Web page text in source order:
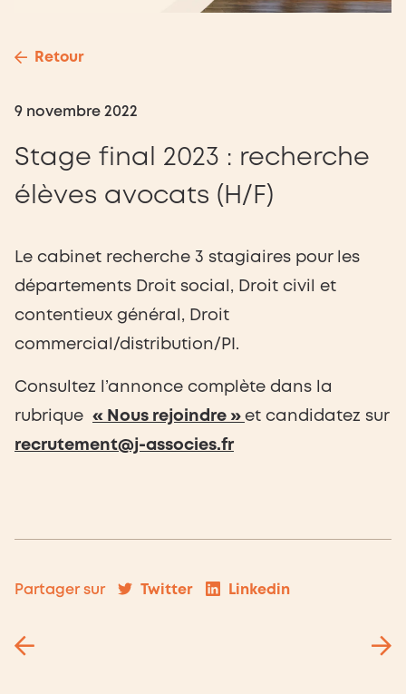
Retour
9 novembre 2022
Stage final 2023 : recherche
élèves avocats (H/F)
Le cabinet recherche 3 stagiaires pour les
départements Droit social, Droit civil et
contentieux général, Droit
commercial/distribution/PI.
Consultez l’annonce complète dans la
rubrique « Nous rejoindre » et candidatez sur
recrutement@j-associes.fr
Partager sur Twitter Linkedin